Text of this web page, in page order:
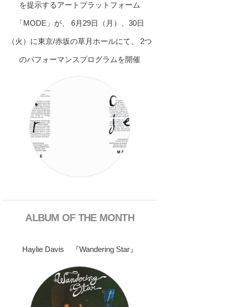
を提示するアートプラットフォーム
「MODE」が、 6月29日（月）、30日
（火）に東京/赤坂の草月ホールにて、 2つ
のパフォーマンスプログラムを開催
ALBUM OF THE MONTH
Haylie Davis 『Wandering Star』